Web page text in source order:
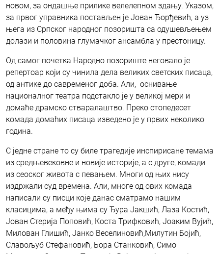
новом, за ондашње прилике велелепном здању. Указом,
за првог управника постављен је Јован Ђорђевић, а уз
њега из Српског народног позоришта са одушевљењем
долази и половина глумачког ансамбла у престоницу.
Од самог почетка Народно позориште неговало је
репертоар који су чинила дела великих светских писаца,
од антике до савременог доба. Али, оснивање
националног театра подстакло је у великој мери и
домаће драмско стваралаштво. Преко стопедесет
комада домаћих писаца изведено је у првих неколико
година.
С једне стране то су биле трагедије инспирисане темама
из средњевековне и новије историје, а с друге, комади
из сеоског живота с певањем. Многи од њих нису
издржали суд времена. Али, многе од ових комада
написали су писци које данас сматрамо нашим
класицима, а међу њима су Ђура Јакшић, Лаза Костић,
Јован Стерија Поповић, Коста Трифковић, Јоаким Вујић,
Милован Глишић, Јанко Веселиновић,Милутин Бојић,
Славољуб Стефановић, Бора Станковић, Симо